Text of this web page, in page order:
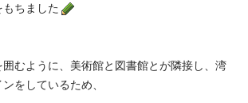
ちました
むように、美術館と図書館とが隣接し、湾
をしているため、